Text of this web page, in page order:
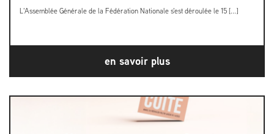
L'Assemblée Générale de la Fédération Nationale s'est déroulée le 15 [...]
en savoir plus